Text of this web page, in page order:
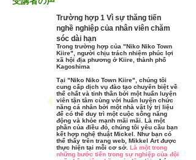
Trường hợp 1 Vì sự thăng tiến
nghề nghiệp của nhân viên chăm
sóc dài hạn
Trong trường hợp của "Niko Niko Town
Kiire", người chịu trách nhiệm phúc lợi
xã hội địa phương ở Kiire, thành phố
Kagoshima
Tại "Niko Niko Town Kiire",
chúng tôi
cung cấp dịch vụ đào tạo chuyên biệt về
thể chất và tinh thần bởi một huấn luyện
viên tận tâm cùng với huấn luyện chức
năng cá nhân bởi một nhà vật lý trị liệu
để có thể duy trì một cuộc sống năng
động và khỏe mạnh mãi mãi. Là một
phần của điều đó, chúng tôi yêu cầu bạn
kết hợp nghệ thuật Mickel.
Như bạn có
thể thấy trên trang web, Mikkel Art được
thực hiện tại mỗi cơ sở. Là một trong
những bước tiến trong sự nghiệp của đội